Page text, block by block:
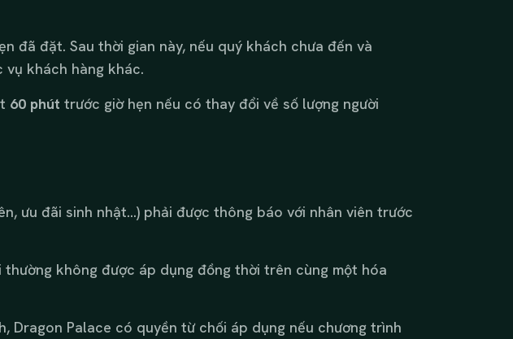
đã đặt. Sau thời gian này, nếu quý khách chưa đến và
khách hàng khác.
60 phút trước giờ hẹn nếu có thay đổi về số lượng người
ưu đãi sinh nhật…) phải được thông báo với nhân viên trước
không được áp dụng đồng thời trên cùng một hóa
Dragon Palace có quyền từ chối áp dụng nếu chương trình